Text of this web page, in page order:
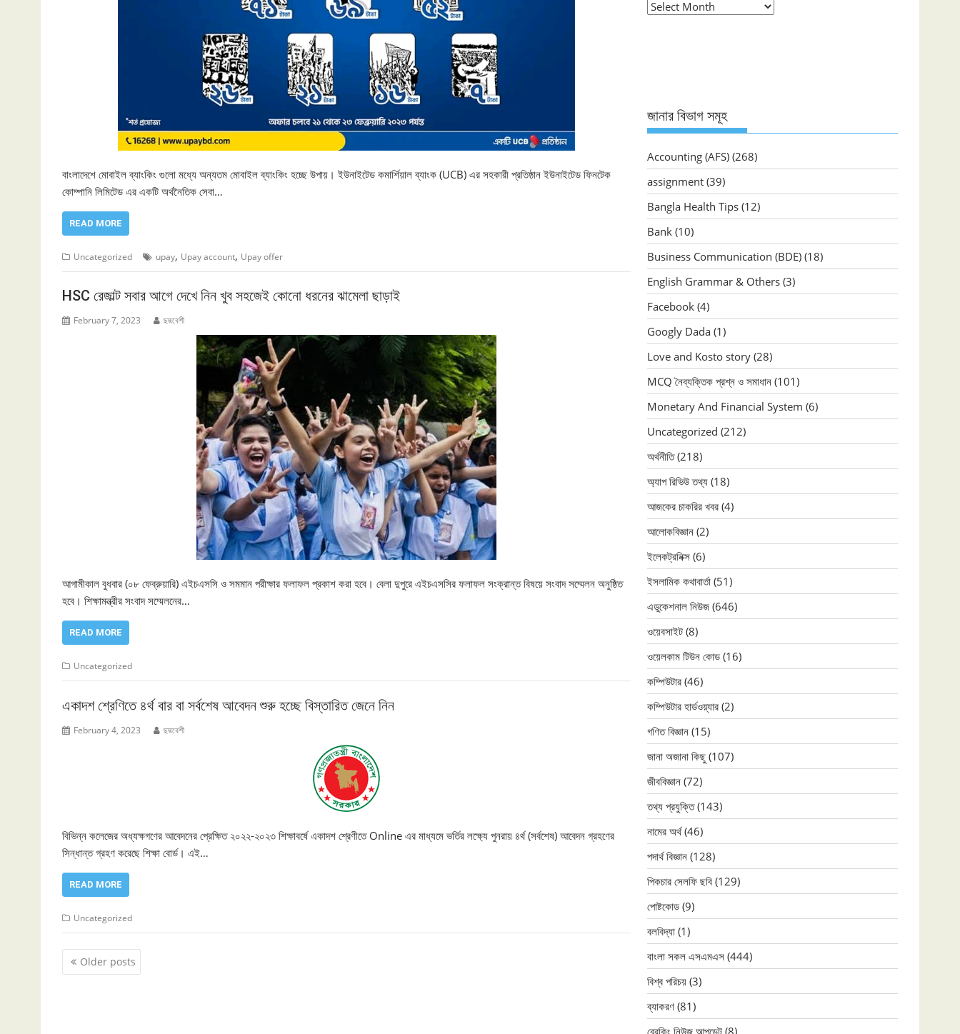
বাংলাদেশে মোবাইল ব্যাংকিং গুলো মধ্যে অন্যতম মোবাইল ব্যাংকিং হচ্ছে উপায়। ইউনাইটেড কমার্শিয়াল ব্যাংক (UCB) এর সহকারী প্রতিষ্ঠান ইউনাইটেড ফিনটেক
কোম্পানি লিমিটেড এর একটি অর্থনৈতিক সেবা…
READ MORE
Uncategorized upay, Upay account, Upay offer
HSC রেজাল্ট সবার আগে দেখে নিন খুব সহজেই কোনো ধরনের ঝামেলা ছাড়াই
February 7, 2023 ছদ্মবেশী
আগামীকাল বুধবার (০৮ ফেব্রুয়ারি) এইচএসসি ও সমমান পরীক্ষার ফলাফল প্রকাশ করা হবে। বেলা দুপুরে এইচএসসির ফলাফল সংক্রান্ত বিষয়ে সংবাদ সম্মেলন অনুষ্ঠিত
হবে। শিক্ষামন্ত্রীর সংবাদ সম্মেলনের…
READ MORE
Uncategorized
একাদশ শ্রেণিতে ৪র্থ বার বা সর্বশেষ আবেদন শুরু হচ্ছে বিস্তারিত জেনে নিন
February 4, 2023 ছদ্মবেশী
বিভিন্ন কলেজের অধ্যক্ষগণের আবেদনের প্রেক্ষিত ২০২২-২০২৩ শিক্ষাবর্ষে একাদশ শ্রেণীতে Online এর মাধ্যমে ভর্তির লক্ষ্যে পুনরায় ৪র্থ (সর্বশেষ) আবেদন গ্রহণের
সিন্ধান্ত গ্রহণ করেছে শিক্ষা বোর্ড। এই…
READ MORE
Uncategorized
Posts
navigation
Older posts
মাস
জানার বিভাগ সমূহ
Accounting (AFS) (268)
assignment (39)
Bangla Health Tips (12)
Bank (10)
Business Communication (BDE) (18)
English Grammar & Others (3)
Facebook (4)
Googly Dada (1)
Love and Kosto story (28)
MCQ নৈব্যক্তিক প্রশ্ন ও সমাধান (101)
Monetary And Financial System (6)
Uncategorized (212)
অর্থনীতি(218)
অ্যাপ রিভিউ তথ্য (18)
আজকের চাকরির খবর (4)
আলোকবিজ্ঞান (2)
ইলেকট্রনিক্স (6)
ইসলামিক কথাবার্তা (51)
এডুকেশনাল নিউজ (646)
ওয়েবসাইট (8)
ওয়েলকাম টিউন কোড (16)
কম্পিউটার (46)
কম্পিউটার হার্ডওয়্যার (2)
গণিত বিজ্ঞান (15)
জানা অজানা কিছু (107)
জীববিজ্ঞান (72)
তথ্য প্রযুক্তি(143)
নামের অর্থ(46)
পদার্থ বিজ্ঞান (128)
পিকচার সেলফি ছবি (129)
পোষ্টকোড (9)
বলবিদ্যা (1)
বাংলা সকল এসএমএস (444)
বিশ্ব পরিচয় (3)
ব্যাকরণ (81)
ব্রেকিং নিউজ আপডেট (8)